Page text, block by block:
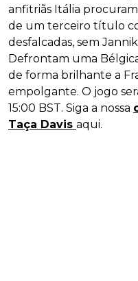
anfitriãs Itália
de um terceiro título
desfalcadas, sem
Defrontam uma
de forma brilhante a
empolgante. O jogo
15:00 BST. Siga a nossa
Taça Davis aqui.